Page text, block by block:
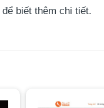
để biết thêm chi tiết.